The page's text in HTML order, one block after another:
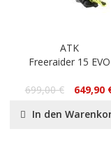
ATK
Freeraider 15 EVO
699,00 €
649,90
In den